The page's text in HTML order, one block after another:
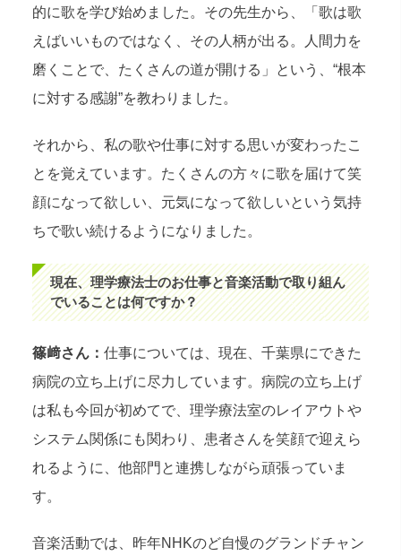
的に歌を学び始めました。その先生から、「歌は歌
えばいいものではなく、その人柄が出る。人間力を
磨くことで、たくさんの道が開ける」という、“根本
に対する感謝”を教わりました。
それから、私の歌や仕事に対する思いが変わったこ
とを覚えています。たくさんの方々に歌を届けて笑
顔になって欲しい、元気になって欲しいという気持
ちで歌い続けるようになりました。
現在、理学療法士のお仕事と音楽活動で取り組ん
でいることは何ですか？
篠﨑さん： 仕事については、現在、千葉県にできた
病院の立ち上げに尽力しています。病院の立ち上げ
は私も今回が初めてで、理学療法室のレイアウトや
システム関係にも関わり、患者さんを笑顔で迎えら
れるように、他部門と連携しながら頑張っていま
す。
音楽活動では、昨年NHKのど自慢のグランドチャン